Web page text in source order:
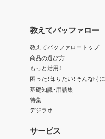
教えてバッファロー
教えてバッファロートップ
商品の選び方
もっと活用！
困った！知りたい！そんな時に
基礎知識・用語集
特集
デジラボ
サービス